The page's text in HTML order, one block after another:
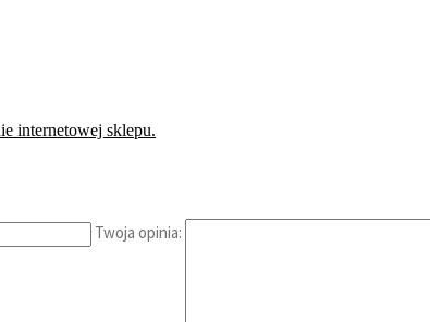
internetowej sklepu.
Twoja opinia: